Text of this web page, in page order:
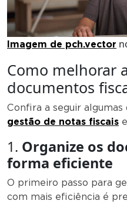
Imagem de pch.vector
Como melhorar
documentos
Confira a seguir
gestão de notas fiscais
1. Organize os
forma eficiente
O primeiro passo para
com mais eficiência é